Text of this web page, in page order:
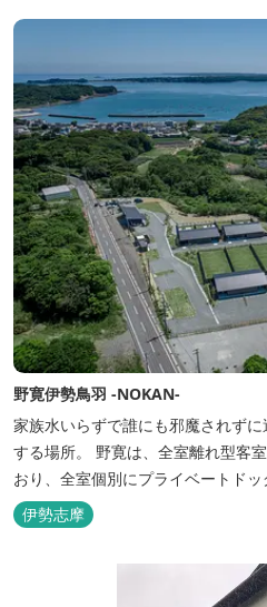
野寛伊勢鳥羽 -NOKAN-
家族水いらずで誰にも邪魔されず
する場所。 野寛は、全室離れ型客室でプライベート空間が守られて
おり、全室個別にプライベートド
室内面積66㎡～115㎡、プライベー
を設置した広い作りで、 和モダン
ザインのお部屋となります。 お部屋から望むプライベートドッグ
伊勢志摩